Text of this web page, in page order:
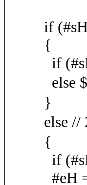
if
{
if
else
}
else
{
if
#eH